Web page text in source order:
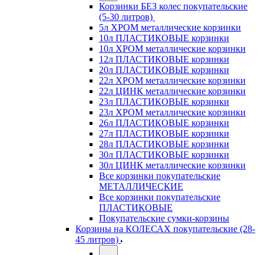
Корзинки БЕЗ колес покупательские
(5-30 литров)
5л ХРОМ металлические корзинки
10л ПЛАСТИКОВЫЕ корзинки
10л ХРОМ металлические корзинки
12л ПЛАСТИКОВЫЕ корзинки
20л ПЛАСТИКОВЫЕ корзинки
22л ХРОМ металлические корзинки
22л ЦИНК металлические корзинки
23л ПЛАСТИКОВЫЕ корзинки
23л ХРОМ металлические корзинки
26л ПЛАСТИКОВЫЕ корзинки
27л ПЛАСТИКОВЫЕ корзинки
28л ПЛАСТИКОВЫЕ корзинки
30л ПЛАСТИКОВЫЕ корзинки
30л ЦИНК металлические корзинки
Все корзинки покупательские
МЕТАЛЛИЧЕСКИЕ
Все корзинки покупательские
ПЛАСТИКОВЫЕ
Покупательские сумки-корзины
Корзины на КОЛЕСАХ покупательские (28-
45 литров)